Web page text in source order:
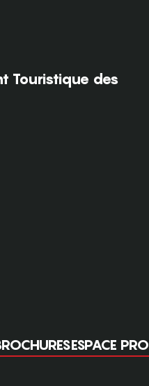
Touristique des
ESPACE PRO